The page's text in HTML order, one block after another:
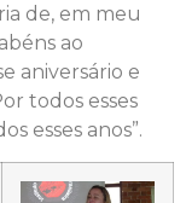
de, em meu
ao
aniversário e
todos esses
esses anos”.